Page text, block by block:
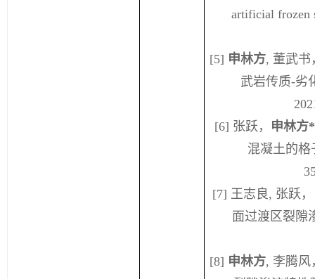
artificial
[5] 申林方, 董武书
武岩传质‐劣
20
[6] 张跃， 申林方*
混凝土的格
[7] 王志良, 张跃，
面过渡区裂隙
[8] 申林方, 李腾风